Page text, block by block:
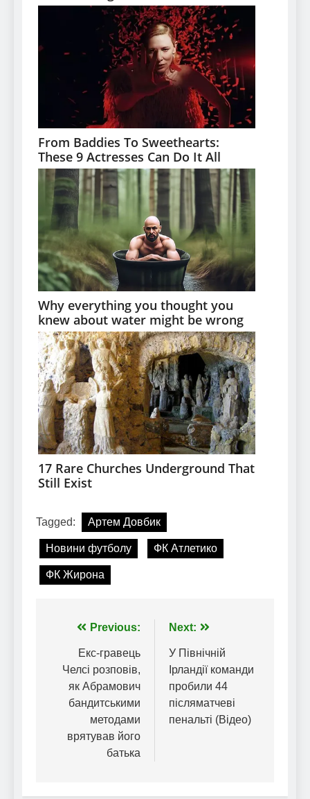
Tagged: Артем Довбик
Новини футболу ФК Атлетико
ФК Жирона
Навігація
записів
Previous:
Екс-гравець
Челсі розповів,
як Абрамович
бандитськими
методами
врятував його
батька
Next:
У Північній
Ірландії команди
пробили 44
післяматчеві
пенальті (Відео)